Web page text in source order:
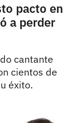
pacto en
a perder
cantante
cientos de
éxito.